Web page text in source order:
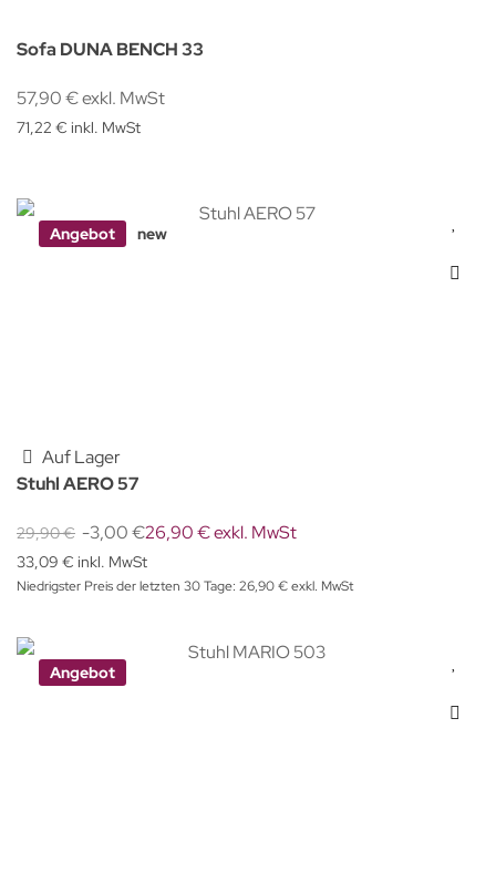
Sofa DUNA BENCH 33
57,90 € exkl. MwSt
71,22 € inkl. MwSt
Angebot new
Auf Lager
Stuhl AERO 57
29,90 € -3,00 €26,90 € exkl. MwSt
33,09 € inkl. MwSt
Niedrigster Preis der letzten 30 Tage: 26,90 € exkl. MwSt
Angebot